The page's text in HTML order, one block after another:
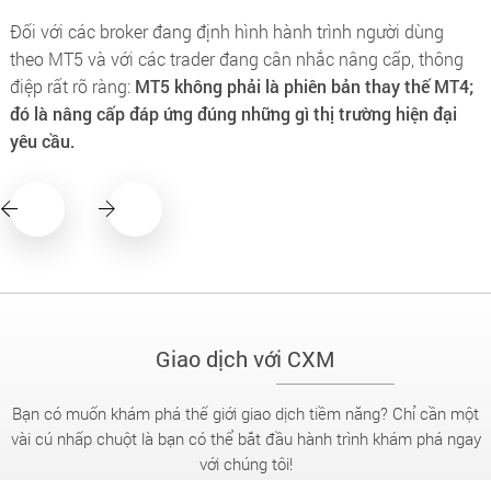
Đối với các broker đang định hình hành trình người dùng
theo MT5 và với các trader đang cân nhắc nâng cấp, thông
điệp rất rõ ràng: MT5 không phải là phiên bản thay thế MT4;
đó là nâng cấp đáp ứng đúng những gì thị trường hiện đại
yêu cầu.
Giao dịch với CXM
Bạn có muốn khám phá thế giới giao dịch tiềm năng? Chỉ cần một
vài cú nhấp chuột là bạn có thể bắt đầu hành trình khám phá ngay
với chúng tôi!